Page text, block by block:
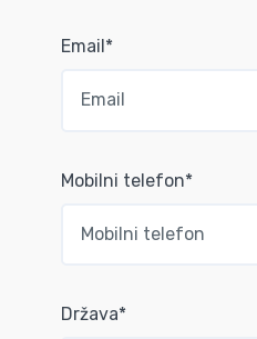
Email*
Mobilni telefon*
Država*